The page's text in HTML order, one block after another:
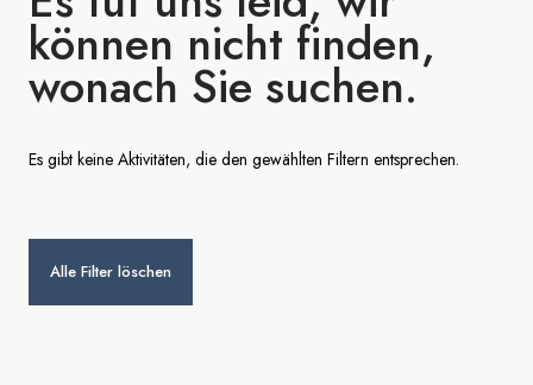
können nicht finden,
wonach Sie suchen.
Es gibt keine Aktivitäten, die den gewählten Filtern entsprechen.
Alle Filter löschen